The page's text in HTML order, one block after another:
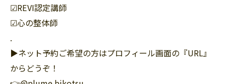
☑︎REVI認定講師
☑︎心の整体師
.
▶︎ネット予約ご希望の方はプロフィール画面の『URL』
からどうぞ！